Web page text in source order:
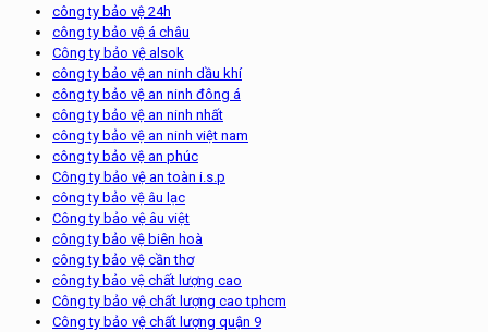
công ty bảo vệ 24h
công ty bảo vệ á châu
Công ty bảo vệ alsok
công ty bảo vệ an ninh dầu khí
công ty bảo vệ an ninh đông á
công ty bảo vệ an ninh nhất
công ty bảo vệ an ninh việt nam
công ty bảo vệ an phúc
Công ty bảo vệ an toàn i.s.p
công ty bảo vệ âu lạc
Công ty bảo vệ âu việt
công ty bảo vệ biên hoà
công ty bảo vệ cần thơ
công ty bảo vệ chất lượng cao
Công ty bảo vệ chất lượng cao tphcm
Công ty bảo vệ chất lượng quận 9